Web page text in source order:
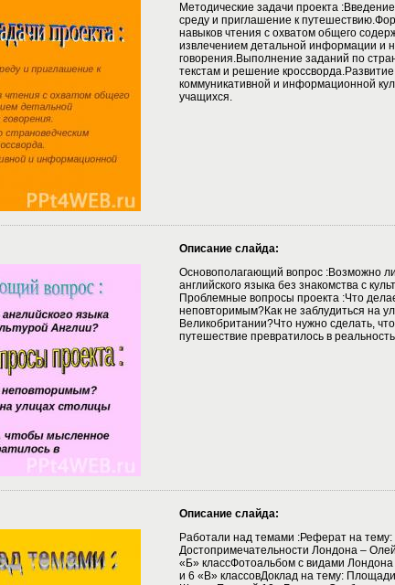
Методические задачи проекта
среду и приглашение к
навыков чтения с охватом общего
извлечением детальной информации и
говорения.Выполнение заданий по
текстам и решение кроссворда.Развитие
коммуникативной и информационной
учащихся.
Описание слайда:
Основополагающий вопрос :Возможно
английского языка без знакомства с
Проблемные вопросы проекта :Что
неповторимым?Как не заблудиться на
Великобритании?Что нужно сделать,
путешествие превратилось в
Описание слайда:
Работали над темами :Реферат на тему:
Достопримечательности Лондона –
«Б» классФотоальбом с видами Лондона
и 6 «В» классовДоклад на тему: